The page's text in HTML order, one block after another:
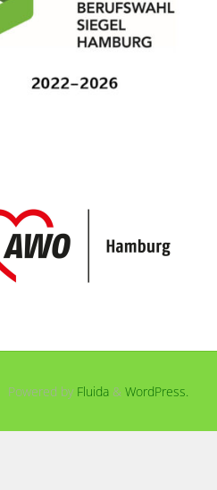
Powered byFluida & WordPress.